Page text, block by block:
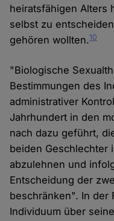
heiratsfähigen Alters
selbst zu
gehören wollten.10
"Biologische
Bestimmungen des
administrativer
Jahrhundert in den
nach dazu geführt,
beiden Geschlechter
abzulehnen und
Entscheidung der
beschränken". In der
Individuum über